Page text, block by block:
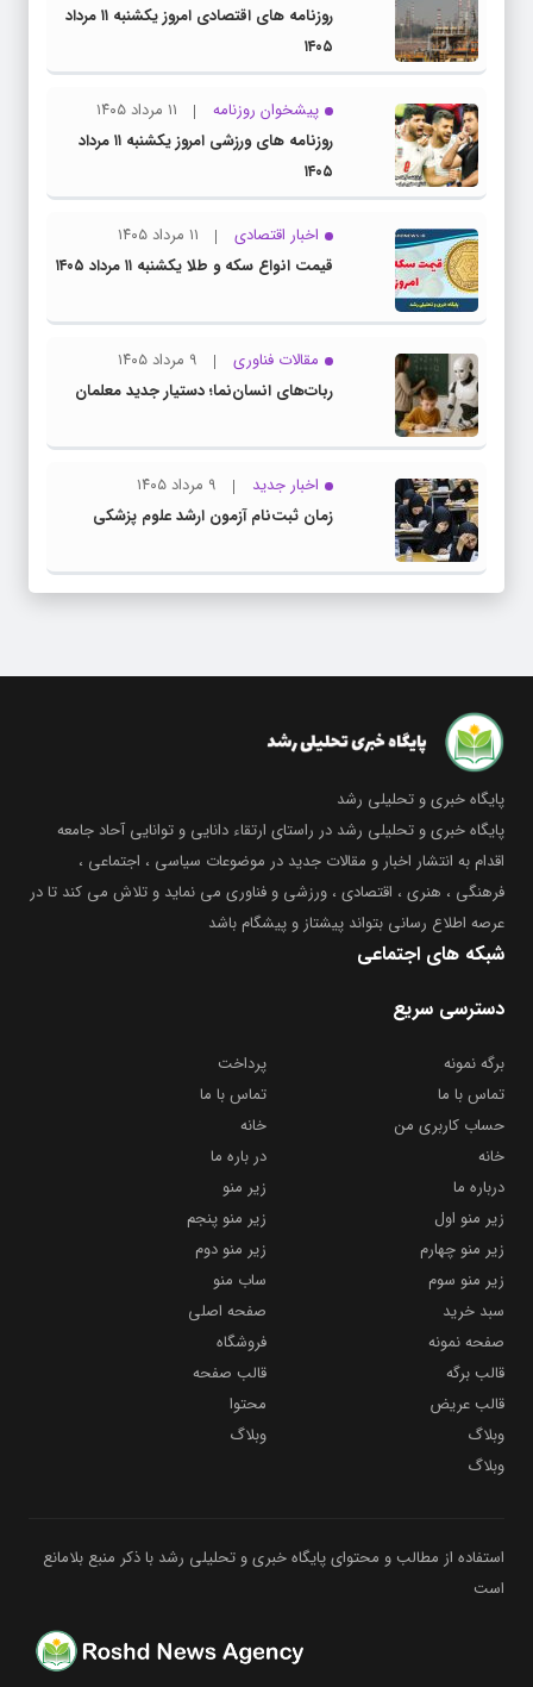
روزنامه های اقتصادی امروز یکشنبه ۱۱ مرداد
۱۴۰۵
پیشخوان روزنامه
۱۱ مرداد ۱۴۰۵
روزنامه های ورزشی امروز یکشنبه ۱۱ مرداد
۱۴۰۵
اخبار اقتصادی
۱۱ مرداد ۱۴۰۵
قیمت انواع سکه و طلا یکشنبه ۱۱ مرداد ۱۴۰۵
مقالات فناوری
۹ مرداد ۱۴۰۵
ربات‌های انسان‌نما؛ دستیار جدید معلمان
اخبار جدید
۹ مرداد ۱۴۰۵
زمان ثبت‌نام آزمون ارشد علوم پزشکی
پایگاه خبری و تحلیلی رشد
پایگاه خبری و تحلیلی رشد در راستای ارتقاء دانایی و توانایی آحاد جامعه
اقدام به انتشار اخبار و مقالات جدید در موضوعات سیاسی ، اجتماعی ،
فرهنگی ، هنری ، اقتصادی ، ورزشی و فناوری می نماید و تلاش می کند تا در
عرصه اطلاع رسانی بتواند پیشتاز و پیشگام باشد
شبکه های اجتماعی
دسترسی سریع
برگه نمونه
پرداخت
تماس با ما
تماس با ما
حساب کاربری من
خانه
خانه
در باره ما
درباره ما
زیر منو
زیر منو اول
زیر منو پنجم
زیر منو چهارم
زیر منو دوم
زیر منو سوم
ساب منو
سبد خرید
صفحه اصلی
صفحه نمونه
فروشگاه
قالب برگه
قالب صفحه
قالب عریض
محتوا
وبلاگ
وبلاگ
وبلاگ
استفاده از مطالب و محتوای پایگاه خبری و تحلیلی رشد با ذکر منبع بلامانع
است